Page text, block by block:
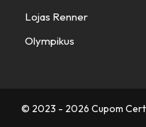
Lojas Renner
Olympikus
© 2023 - 2026 Cupom